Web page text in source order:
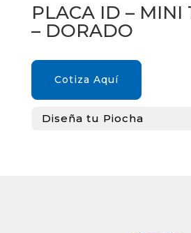
PLACA ID – MINI
– DORADO
Cotiza Aquí
Diseña tu Piocha